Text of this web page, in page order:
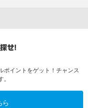
ポイントをゲット！チャンス
ら